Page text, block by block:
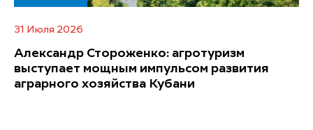
31 Июля 2026
Александр Стороженко: агротуризм
выступает мощным импульсом развития
аграрного хозяйства Кубани